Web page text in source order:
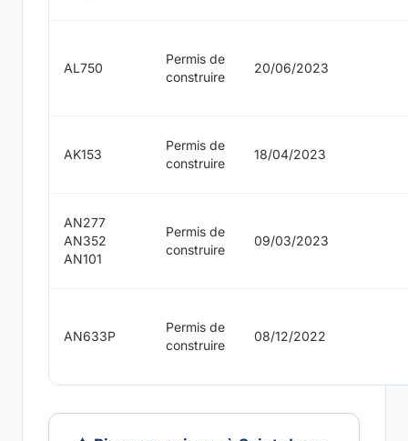
AL750
Permis de
construire
20/06/2023
AK153
Permis de
construire
18/04/2023
AN277
AN352
AN101
Permis de
construire
09/03/2023
AN633P
Permis de
construire
08/12/2022